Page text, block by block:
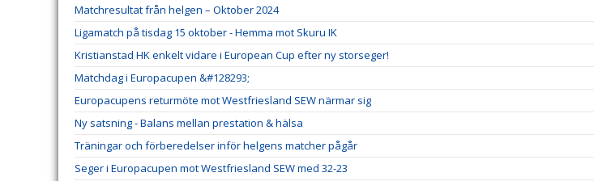
Matchresultat från helgen – Oktober 2024
Ligamatch på tisdag 15 oktober - Hemma mot Skuru IK
Kristianstad HK enkelt vidare i European Cup efter ny storseger!
Matchdag i Europacupen &#128293;
Europacupens returmöte mot Westfriesland SEW närmar sig
Ny satsning - Balans mellan prestation & hälsa
Träningar och förberedelser inför helgens matcher pågår
Seger i Europacupen mot Westfriesland SEW med 32-23